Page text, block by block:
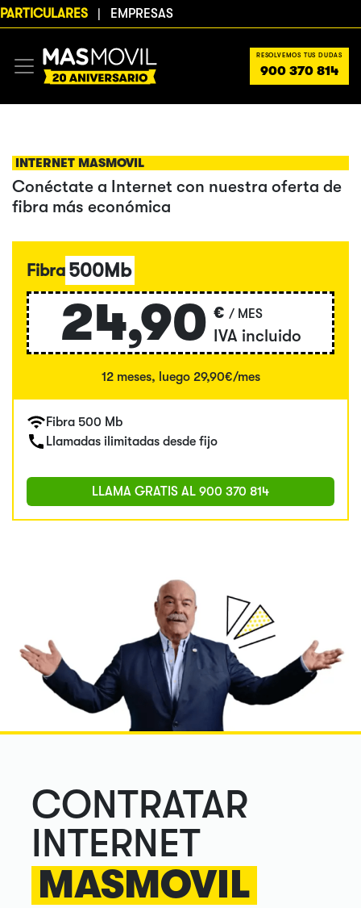
PARTICULARES | EMPRESAS
RESOLVEMOS TUS DUDAS
900 370 814
INTERNET MASMOVIL
Conéctate a Internet con nuestra oferta de
fibra más económica
Fibra 500Mb
24,90 € / MES
IVA incluido
12 meses, luego 29,90€/mes
Fibra 500 Mb
Llamadas ilimitadas desde fijo
LLAMA GRATIS AL 900 370 814
CONTRATAR
INTERNET
MASMOVIL